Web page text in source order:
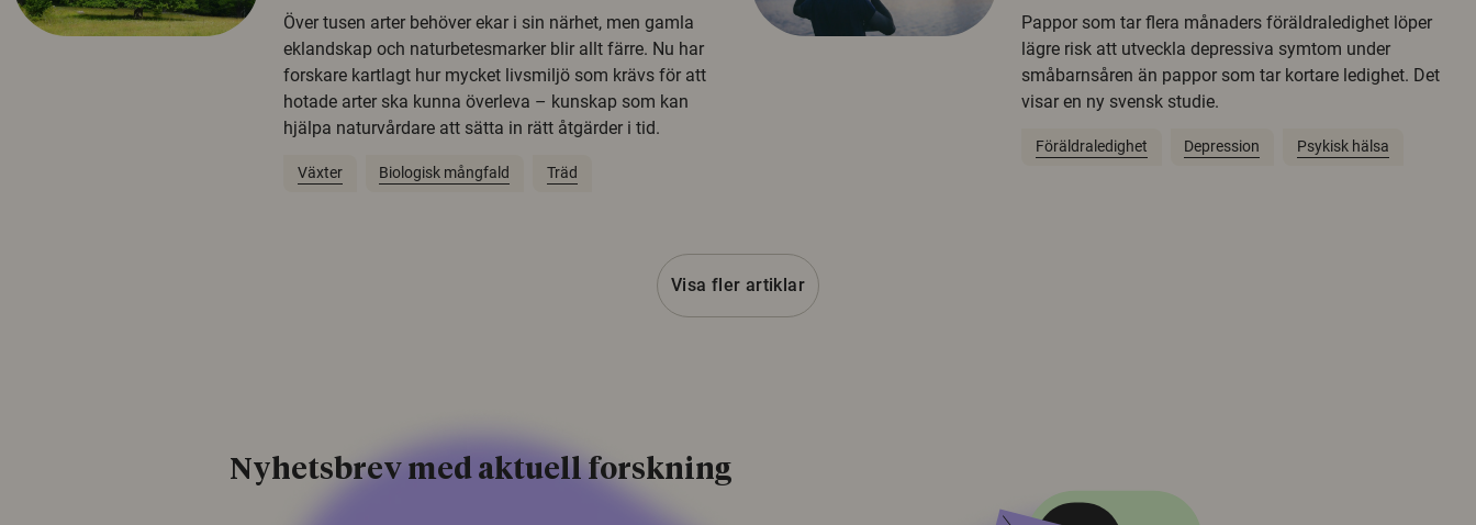
Över tusen arter behöver ekar i sin närhet, men gamla
eklandskap och naturbetesmarker blir allt färre. Nu har
forskare kartlagt hur mycket livsmiljö som krävs för att
hotade arter ska kunna överleva – kunskap som kan
hjälpa naturvårdare att sätta in rätt åtgärder i tid.
Växter Biologisk mångfald Träd
Pappor som tar flera månaders föräldraledighet löper
lägre risk att utveckla depressiva symtom under
småbarnsåren än pappor som tar kortare ledighet. Det
visar en ny svensk studie.
Föräldraledighet Depression Psykisk hälsa
Visa fler artiklar
Nyhetsbrev med aktuell forskning